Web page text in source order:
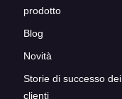
prodotto
Blog
Novità
Storie di successo dei
clienti